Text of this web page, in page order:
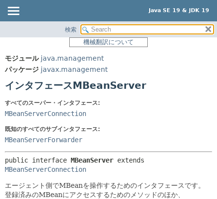
Java SE 19 & JDK 19
パッケージ
使用
ツリー
新規
非推奨
索引
ヘルプ
サマリー:
ネスト済
メソッド
メソッド
検索
機械翻訳について
モジュール java.management
パッケージ javax.management
インタフェースMBeanServer
すべてのスーパー・インタフェース:
MBeanServerConnection
既知のすべてのサブインタフェース:
MBeanServerForwarder
public interface MBeanServer
MBeanServerConnection
エージェント側でMBeanを操作するためのインタフェースです。
登録済みのMBeanにアクセスするためのメソッドのほか、